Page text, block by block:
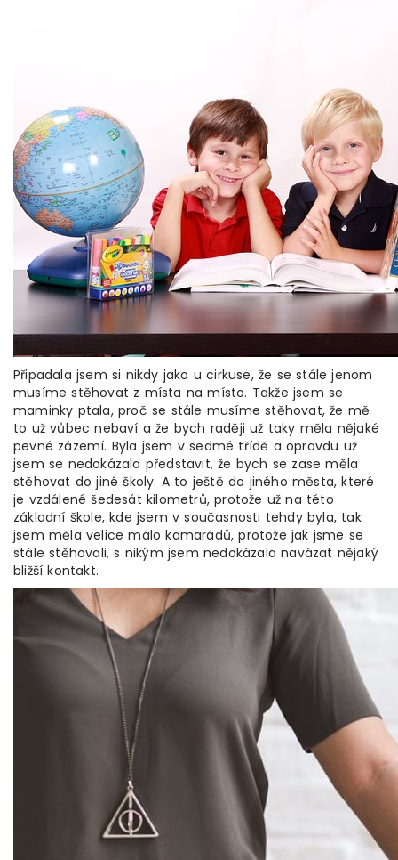
Připadala jsem si nikdy jako u cirkuse, že se stále jenom
musíme stěhovat z místa na místo. Takže jsem se
maminky ptala, proč se stále musíme stěhovat, že mě
to už vůbec nebaví a že bych raději už taky měla nějaké
pevné zázemí. Byla jsem v sedmé třídě a opravdu už
jsem se nedokázala představit, že bych se zase měla
stěhovat do jiné školy. A to ještě do jiného města, které
je vzdálené šedesát kilometrů, protože už na této
základní škole, kde jsem v současnosti tehdy byla, tak
jsem měla velice málo kamarádů, protože jak jsme se
stále stěhovali, s nikým jsem nedokázala navázat nějaký
bližší kontakt.